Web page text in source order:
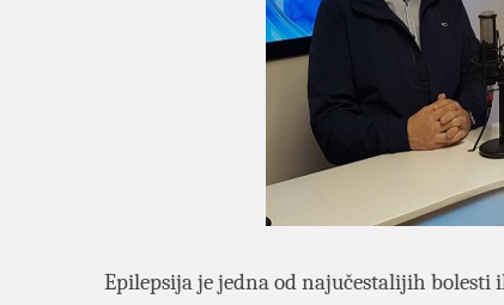
Epilepsija je jedna od najučestalijih